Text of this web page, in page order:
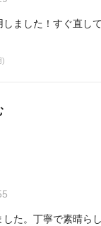
しました！すぐ直し
)
た。丁寧で素晴ら